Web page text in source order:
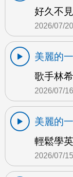
好久不
2026/07/20
美麗的
歌手林
2026/07/16
美麗的
輕鬆學
2026/07/15